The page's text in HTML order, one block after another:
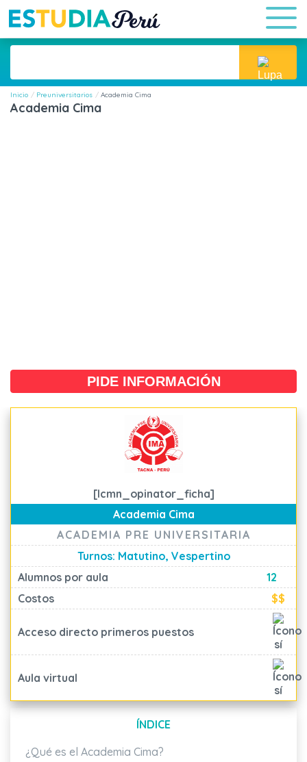
Inicio Preuniversitarios Academia Cima
Academia Cima
PIDE INFORMACIÓN
[lcmn_opinator_ficha]
Academia Cima
ACADEMIA PRE UNIVERSITARIA
Turnos: Matutino, Vespertino
Alumnos por aula
12
Costos
$$
Acceso directo primeros puestos
Aula virtual
ÍNDICE
¿Qué es el Academia Cima?